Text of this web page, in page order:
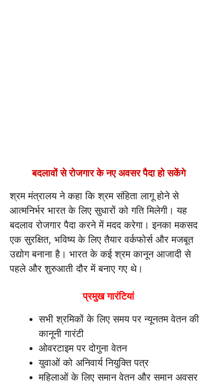
बदलावों से रोजगार के नए अवसर पैदा हो सकेंगे
श्रम मंत्रालय ने कहा कि श्रम संहिता लागू होने से
आत्मनिर्भर भारत के लिए सुधारों को गति मिलेगी। यह
बदलाव रोजगार पैदा करने में मदद करेगा। इनका मकसद
एक सुरक्षित, भविष्य के लिए तैयार वर्कफोर्स और मजबूत
उद्योग बनाना है। भारत के कई श्रम कानून आजादी से
पहले और शुरुआती दौर में बनाए गए थे।
प्रमुख गारंटियां
सभी श्रमिकों के लिए समय पर न्यूनतम वेतन की
कानूनी गारंटी
ओवरटाइम पर दोगुना वेतन
युवाओं को अनिवार्य नियुक्ति पत्र
महिलाओं के लिए समान वेतन और समान अवसर